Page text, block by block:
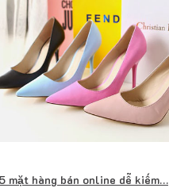
mặt hàng bán online dễ kiếm…